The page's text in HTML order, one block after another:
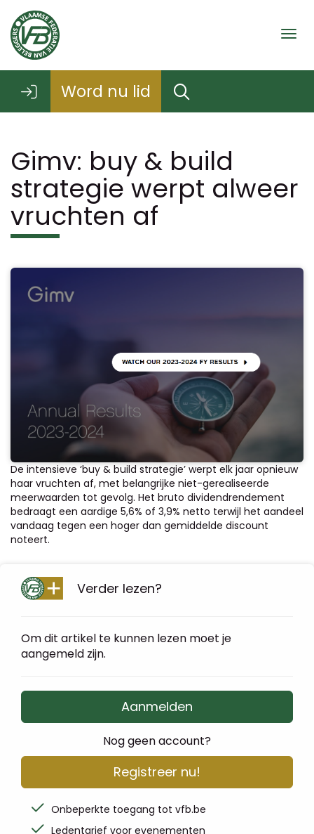
Word nu lid
Gimv: buy & build
strategie werpt alweer
vruchten af
De intensieve ‘buy & build strategie’ werpt elk jaar opnieuw
haar vruchten af, met belangrijke niet-gerealiseerde
meerwaarden tot gevolg. Het bruto dividendrendement
bedraagt een aardige 5,6% of 3,9% netto terwijl het aandeel
vandaag tegen een hoger dan gemiddelde discount
noteert.
Verder lezen?
Om dit artikel te kunnen lezen moet je
aangemeld zijn.
Aanmelden
Nog geen account?
Registreer nu!
Onbeperkte toegang tot vfb.be
Ledentarief voor evenementen